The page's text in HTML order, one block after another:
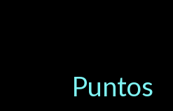
Puntos